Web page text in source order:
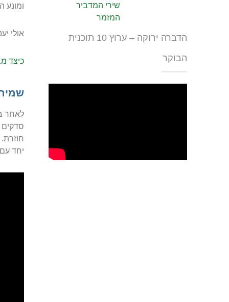
ומונע
אולי
כיצד
לאחר
סדקים
יחד
שירי המדביר
המזמר
הדברה ירוקה – ערוץ 10 תוכנית
הבוקר